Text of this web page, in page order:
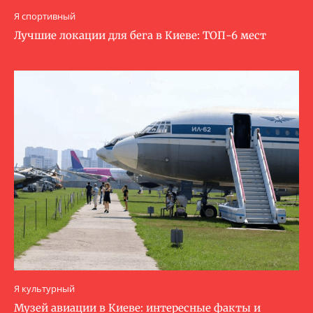
Я спортивный
Лучшие локации для бега в Киеве: ТОП-6 мест
Я культурный
Музей авиации в Киеве: интересные факты и